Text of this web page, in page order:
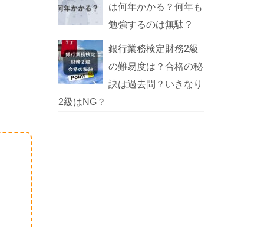
は何年かかる？何年も
勉強するのは無駄？
銀行業務検定財務2級
の難易度は？合格の秘
訣は過去問？いきなり
2級はNG？